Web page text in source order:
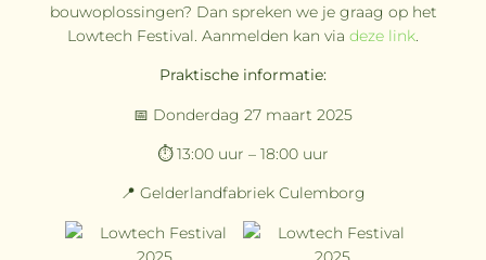
bouwoplossingen? Dan spreken we je graag op het
Lowtech Festival. Aanmelden kan via deze link.
Praktische informatie:
📅 Donderdag 27 maart 2025
⏱️ 13:00 uur – 18:00 uur
📍 Gelderlandfabriek Culemborg